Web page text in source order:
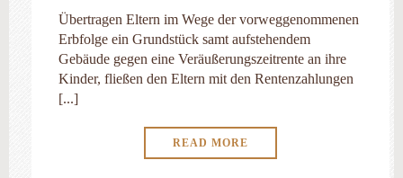
Übertragen Eltern im Wege der vorweggenommenen
Erbfolge ein Grundstück samt aufstehendem
Gebäude gegen eine Veräußerungszeitrente an ihre
Kinder, fließen den Eltern mit den Rentenzahlungen
[...]
READ MORE